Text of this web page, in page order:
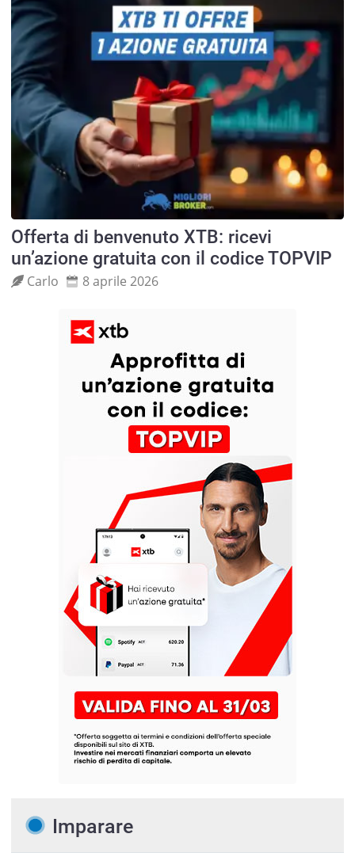
Offerta di benvenuto XTB: ricevi
un’azione gratuita con il codice TOPVIP
Carlo 8 aprile 2026
Imparare